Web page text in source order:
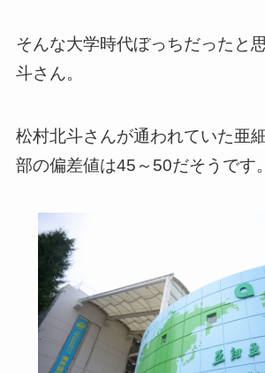
そんな大学時代ぼっちだったと
斗さん。
松村北斗さんが通われていた亜
部の偏差値は45～50だそうです。